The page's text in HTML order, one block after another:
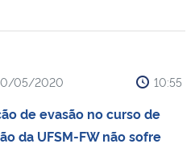
05/2020 10:55
de evasão no curso de
da UFSM-FW não sofre